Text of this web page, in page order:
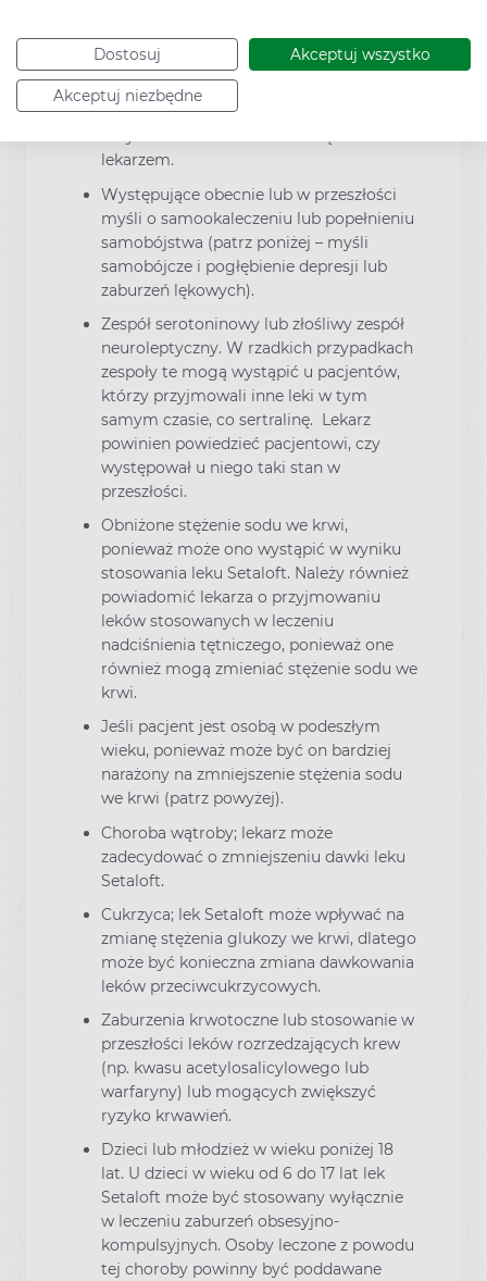
Dostosuj Akceptuj wszystko
Akceptuj niezbędne
Występująca w przeszłości choroba
maniakalno-depresyjna (dwubiegunowa)
lub schizofrenia. W razie wystąpienia
epizodu maniakalnego, należy
lekarzem.
Występujące obecnie lub w przeszłości
myśli o samookaleczeniu lub popełnieniu
samobójstwa (patrz poniżej – myśli
samobójcze i pogłębienie depresji lub
zaburzeń lękowych).
Zespół serotoninowy lub złośliwy zespół
neuroleptyczny. W rzadkich przypadkach
zespoły te mogą wystąpić u pacjentów,
którzy przyjmowali inne leki w tym
samym czasie, co sertralinę. Lekarz
powinien powiedzieć pacjentowi, czy
występował u niego taki stan w
przeszłości.
Obniżone stężenie sodu we krwi,
ponieważ może ono wystąpić w wyniku
stosowania leku Setaloft. Należy również
powiadomić lekarza o przyjmowaniu
leków stosowanych w leczeniu
nadciśnienia tętniczego, ponieważ one
również mogą zmieniać stężenie sodu we
krwi.
Jeśli pacjent jest osobą w podeszłym
wieku, ponieważ może być on bardziej
narażony na zmniejszenie stężenia sodu
we krwi (patrz powyżej).
Choroba wątroby; lekarz może
zadecydować o zmniejszeniu dawki leku
Setaloft.
Cukrzyca; lek Setaloft może wpływać na
zmianę stężenia glukozy we krwi, dlatego
może być konieczna zmiana dawkowania
leków przeciwcukrzycowych.
Zaburzenia krwotoczne lub stosowanie w
przeszłości leków rozrzedzających krew
(np. kwasu acetylosalicylowego lub
warfaryny) lub mogących zwiększyć
ryzyko krwawień.
Dzieci lub młodzież w wieku poniżej 18
lat. U dzieci w wieku od 6 do 17 lat lek
Setaloft może być stosowany wyłącznie
w leczeniu zaburzeń obsesyjno-
kompulsyjnych. Osoby leczone z powodu
tej choroby powinny być poddawane